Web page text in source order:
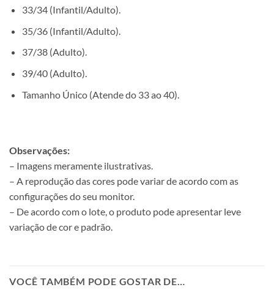
33/34 (Infantil/Adulto).
35/36 (Infantil/Adulto).
37/38 (Adulto).
39/40 (Adulto).
Tamanho Único (Atende do 33 ao 40).
Observações:
– Imagens meramente ilustrativas.
– A reprodução das cores pode variar de acordo com as
configurações do seu monitor.
– De acordo com o lote, o produto pode apresentar leve
variação de cor e padrão.
VOCÊ TAMBÉM PODE GOSTAR DE…